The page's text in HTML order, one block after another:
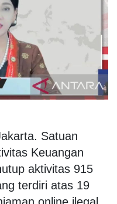
Satuan
Keuangan
aktivitas 915
terdiri atas 19